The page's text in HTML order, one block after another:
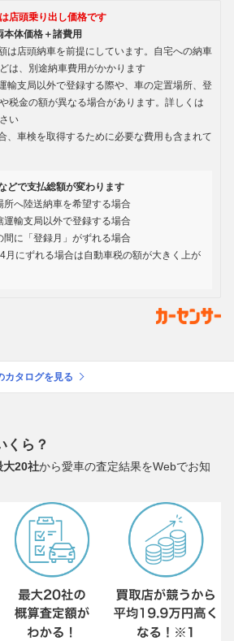
店頭乗り出し価格です
体価格＋諸費用
は店頭納車を前提にしています。自宅への納車
は、別途納車費用がかかります
輸支局以外で登録する際や、車の定置場所、登
税金の額が異なる場合があります。詳しくは
い
、車検を取得するために必要な費用も含まれて
どで支払総額が変わります
所へ陸送納車を希望する場合
運輸支局以外で登録する場合
間に「登録月」がずれる場合
4月にずれる場合は自動車税の額が大きく上が
カタログを見る
くら？
大20社から愛車の査定結果をWebでお知